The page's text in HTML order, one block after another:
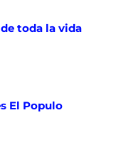
toda la vida
El Populo